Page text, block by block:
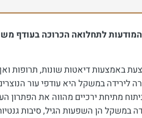
המודעות לתחלואה הכרוכה בעודף
באמצעות דיאטות שונות, תרופות
לירידה במשקל היא עודפי עור
מתיחת ירכיים מהווה את
במשקל הן השפעות הגיל, סיבות